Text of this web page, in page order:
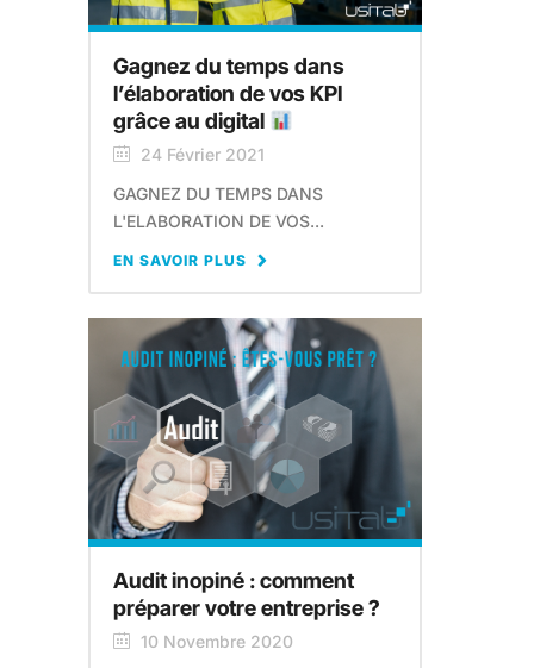
Gagnez du temps dans
l’élaboration de vos KPI
grâce au digital
24 Février 2021
GAGNEZ DU TEMPS DANS
L'ELABORATION DE VOS...
EN SAVOIR PLUS
Audit inopiné : comment
préparer votre entreprise ?
10 Novembre 2020